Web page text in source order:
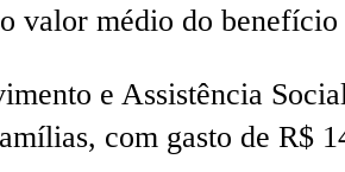
valor médio do benefício
e Assistência
com gasto de R$